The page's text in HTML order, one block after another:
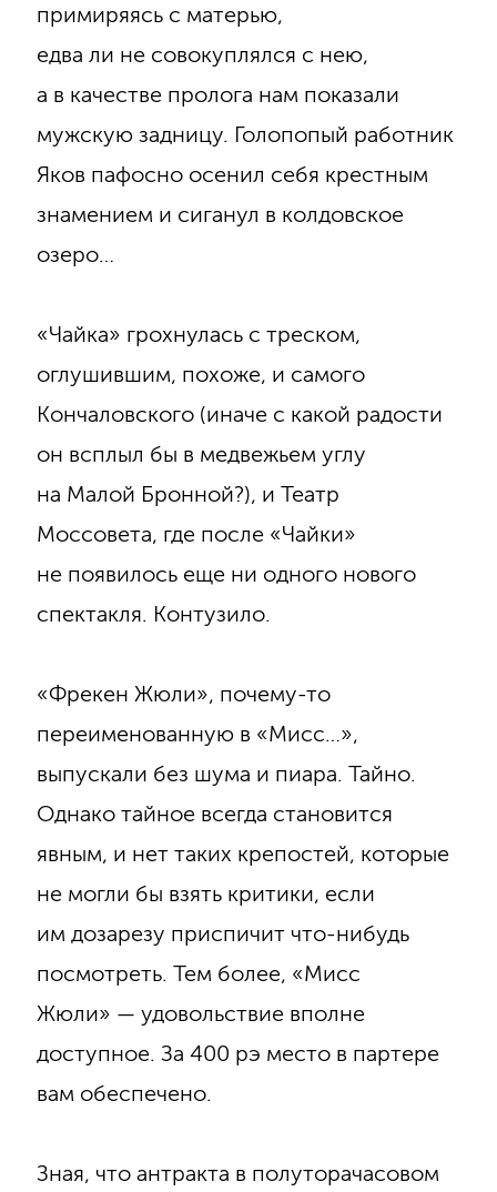
примиряясь с матерью,
едва ли не совокуплялся с нею,
а в качестве пролога нам показали
мужскую задницу. Голопопый работник
Яков пафосно осенил себя крестным
знамением и сиганул в колдовское
озеро…
«Чайка» грохнулась с треском,
оглушившим, похоже, и самого
Кончаловского (иначе с какой радости
он всплыл бы в медвежьем углу
на Малой Бронной?), и Театр
Моссовета, где после «Чайки»
не появилось еще ни одного нового
спектакля. Контузило.
«Фрекен Жюли», почему-то
переименованную в «Мисс…»,
выпускали без шума и пиара. Тайно.
Однако тайное всегда становится
явным, и нет таких крепостей, которые
не могли бы взять критики, если
им дозарезу приспичит что-нибудь
посмотреть. Тем более, «Мисс
Жюли» — удовольствие вполне
доступное. За 400 рэ место в партере
вам обеспечено.
Зная, что антракта в полуторачасовом